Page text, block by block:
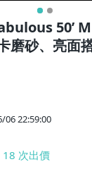
50’
磨砂、亮面
06 22:59:00
18 次出價